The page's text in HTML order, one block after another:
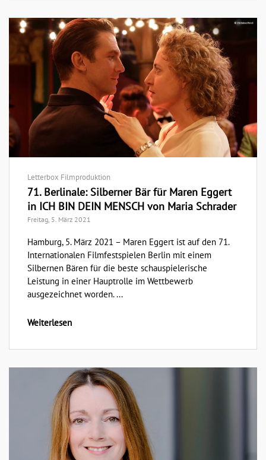
Letterbox Filmproduktion
71. Berlinale: Silberner Bär für Maren Eggert
in ICH BIN DEIN MENSCH von Maria Schrader
Freitag, 5. März 2021
Hamburg, 5. März 2021 – Maren Eggert ist auf den 71.
Internationalen Filmfestspielen Berlin mit einem
Silbernen Bären für die beste schauspielerische
Leistung in einer Hauptrolle im Wettbewerb
ausgezeichnet worden. ...
Weiterlesen